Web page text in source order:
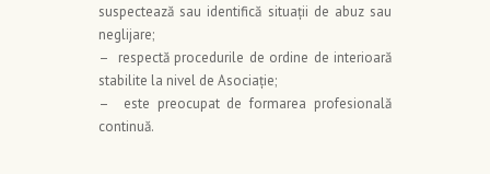
suspectează sau identifică situaţii de abuz sau
neglijare;
– respectă procedurile de ordine de interioară
stabilite la nivel de Asociaţie;
– este preocupat de formarea profesională
continuă.